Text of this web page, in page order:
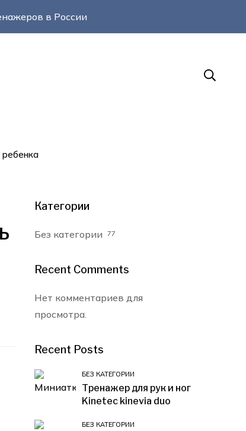
в России
ребенка
Категории
Без категории 77
Recent Comments
Нет комментариев для
просмотра.
Recent Posts
БЕЗ КАТЕГОРИИ
Тренажер для рук и ног
Kinetec kinevia duo
БЕЗ КАТЕГОРИИ